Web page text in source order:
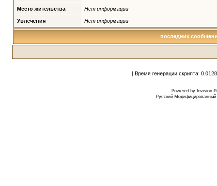
Место жительства Нет информации
Увлечения Нет информации
последних
[ Время генерации скрипта:
Powered by Invision
Русский